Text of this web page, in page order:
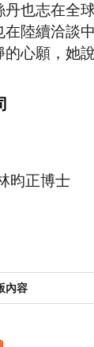
也志在全
陸續洽談
心願，她
昀正博士
內容